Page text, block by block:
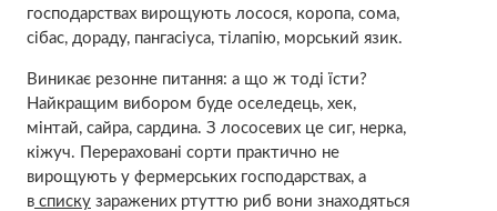
господарствах вирощують лосося, коропа, сома,
сібас, дораду, пангасіуса, тілапію, морський язик.
Виникає резонне питання: а що ж тоді їсти?
Найкращим вибором буде оселедець, хек,
мінтай, сайра, сардина. З лососевих це сиг, нерка,
кіжуч. Перераховані сорти практично не
вирощують у фермерських господарствах, а
вспискузаражених ртуттю риб вони знаходяться